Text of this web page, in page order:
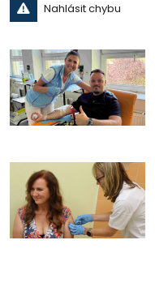
Nahlásit chybu